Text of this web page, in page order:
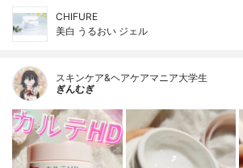
CHIFURE
美白 うるおい ジェル
スキンケア&ヘアケアマニア大学生
ぎんむぎ